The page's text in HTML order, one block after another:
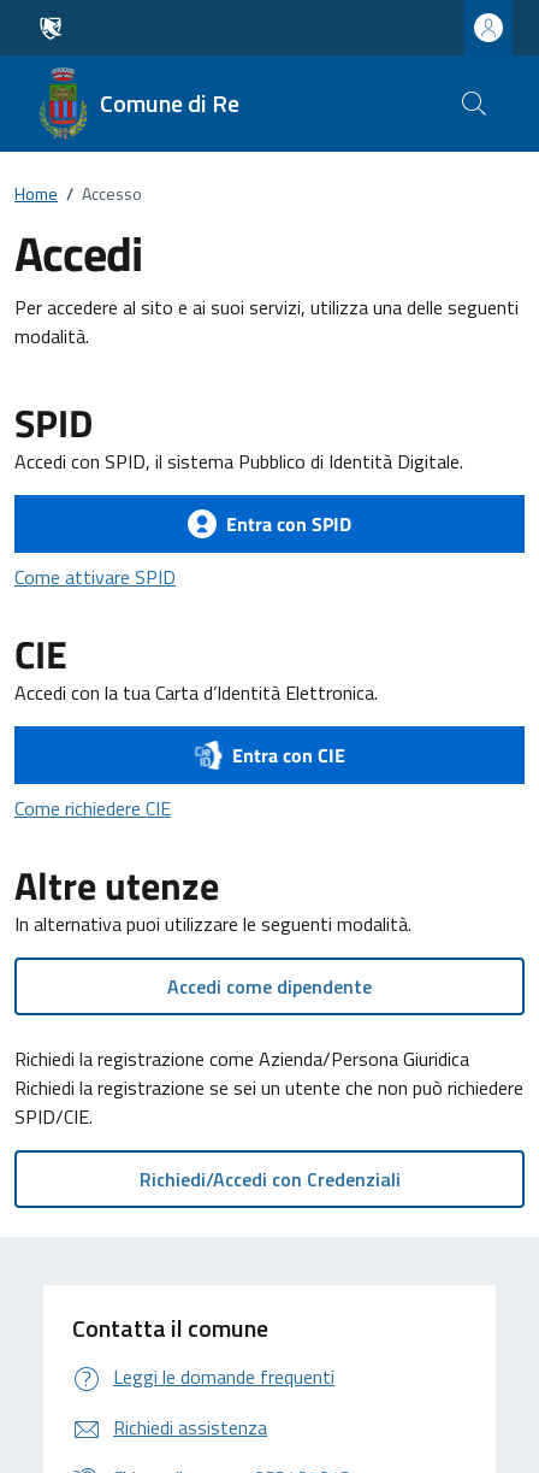
Comune di Re
Home / Accesso
Accedi
Per accedere al sito e ai suoi servizi, utilizza una delle seguenti
modalità.
SPID
Accedi con SPID, il sistema Pubblico di Identità Digitale.
Entra con SPID
Come attivare SPID
CIE
Accedi con la tua Carta d’Identità Elettronica.
Entra con CIE
Come richiedere CIECome richiedere CIE
Altre utenze
In alternativa puoi utilizzare le seguenti modalità.
Accedi come dipendente
Richiedi la registrazione come Azienda/Persona Giuridica
Richiedi la registrazione se sei un utente che non può richiedere
SPID/CIE.
Contatta il comune
Leggi le domande frequenti
Richiedi assistenza